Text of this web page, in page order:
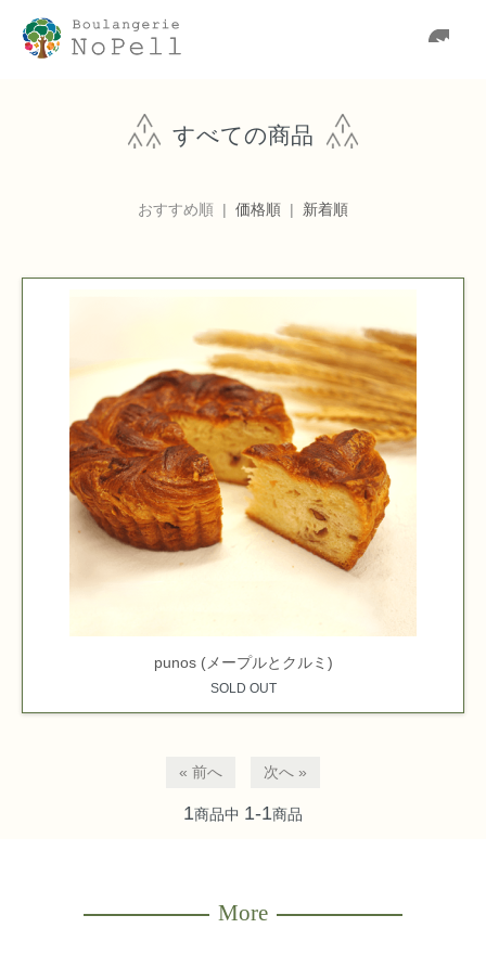
すべての商品
おすすめ順 | 価格順 | 新着順
punos (メープルとクルミ)
SOLD OUT
« 前へ 次へ »
1商品中 1-1商品
More